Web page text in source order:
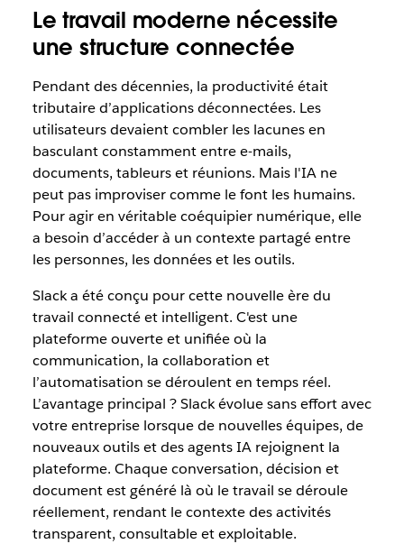
Le travail moderne nécessite
une structure connectée
Pendant des décennies, la productivité était
tributaire d’applications déconnectées. Les
utilisateurs devaient combler les lacunes en
basculant constamment entre e-mails,
documents, tableurs et réunions. Mais l'IA ne
peut pas improviser comme le font les humains.
Pour agir en véritable coéquipier numérique, elle
a besoin d’accéder à un contexte partagé entre
les personnes, les données et les outils.
Slack a été conçu pour cette nouvelle ère du
travail connecté et intelligent. C'est une
plateforme ouverte et unifiée où la
communication, la collaboration et
l’automatisation se déroulent en temps réel.
L’avantage principal ? Slack évolue sans effort avec
votre entreprise lorsque de nouvelles équipes, de
nouveaux outils et des agents IA rejoignent la
plateforme. Chaque conversation, décision et
document est généré là où le travail se déroule
réellement, rendant le contexte des activités
transparent, consultable et exploitable.